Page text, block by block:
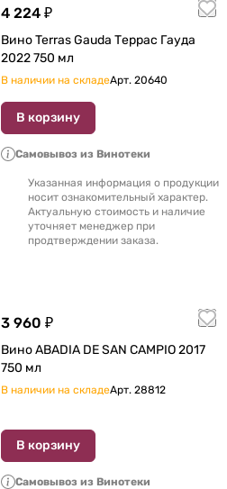
4 224 ₽
Вино Terras Gauda Террас Гауда
2022 750 мл
В наличии на складеАрт. 20640
В корзину
Самовывоз из Винотеки
Указанная информация о продукции
носит ознакомительный характер.
Актуальную стоимость и наличие
уточняет менеджер при
продтверждении заказа.
3 960 ₽
Вино ABADIA DE SAN CAMPIO 2017
750 мл
В наличии на складеАрт. 28812
В корзину
Самовывоз из Винотеки